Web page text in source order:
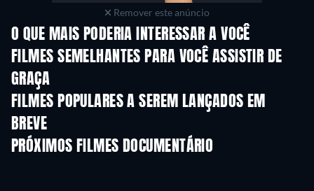
Remover este anúncio
O QUE MAIS PODERIA INTERESSAR A VOCÊ
FILMES SEMELHANTES PARA VOCÊ ASSISTIR DE
GRAÇA
FILMES POPULARES A SEREM LANÇADOS EM
BREVE
PRÓXIMOS FILMES DOCUMENTÁRIO